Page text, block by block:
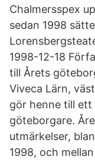
Chalmersspex
sedan 1998
1998-12-18
till Årets
Viveca Lärn,
gör henne till
göteborgare.
utmärkelser,
1998, och